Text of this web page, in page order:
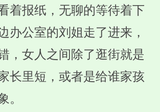
着报纸，无聊的等待着下
办公室的刘姐走了进来，
，女人之间除了逛街就是
长里短，或者是给谁家孩
。